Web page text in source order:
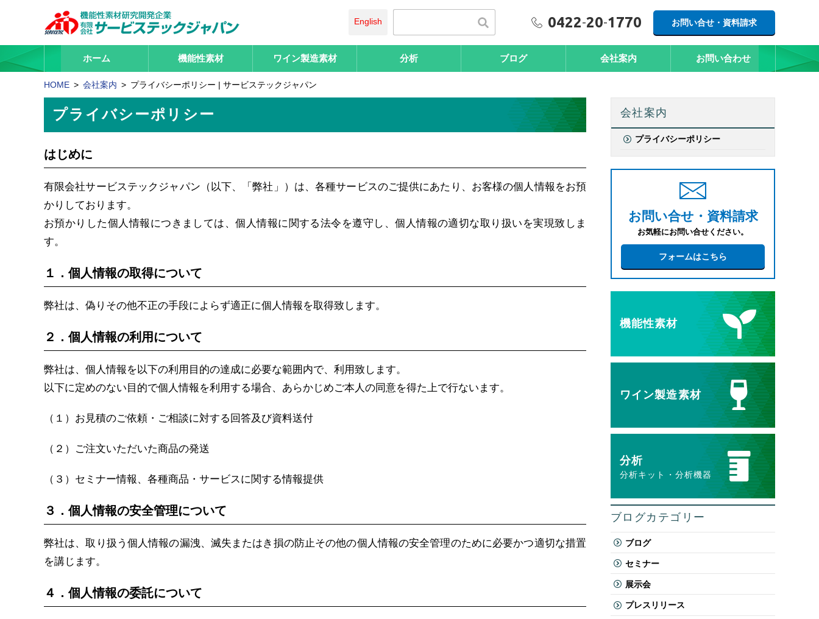
English 0422-20-1770 お問い合せ・資料請求
ホーム 機能性素材 ワイン製造素材 分析 ブログ 会社案内 お問い合わせ
HOME 会社案内 プライバシーポリシー | サービステックジャパン
プライバシーポリシー
はじめに
有限会社サービステックジャパン（以下、「弊社」）は、各種サービスのご提供にあたり、お客様の個人情報をお預
かりしております。
お預かりした個人情報につきましては、個人情報に関する法令を遵守し、個人情報の適切な取り扱いを実現致しま
す。
１．個人情報の取得について
弊社は、偽りその他不正の手段によらず適正に個人情報を取得致します。
２．個人情報の利用について
弊社は、個人情報を以下の利用目的の達成に必要な範囲内で、利用致します。
以下に定めのない目的で個人情報を利用する場合、あらかじめご本人の同意を得た上で行ないます。
（１）お見積のご依頼・ご相談に対する回答及び資料送付
（２）ご注文いただいた商品の発送
（３）セミナー情報、各種商品・サービスに関する情報提供
３．個人情報の安全管理について
弊社は、取り扱う個人情報の漏洩、滅失またはき損の防止その他の個人情報の安全管理のために必要かつ適切な措置
を講じます。
４．個人情報の委託について
会社案内
プライバシーポリシー
お問い合せ・資料請求
お気軽にお問い合せください。
フォームはこちら
機能性素材
ワイン製造素材
分析
分析キット・分析機器
ブログカテゴリー
ブログ
セミナー
展示会
プレスリリース